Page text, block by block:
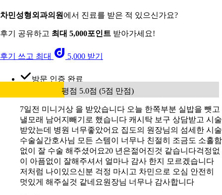
차민성형외과의원 에서 진료를 받은 적 있으신가요?
후기 공유하고 최대 5,000포인트 받아가세요!
후기 쓰고 최대 5,000 받기
방문 인증 완료
평점 5.0점 (5점 만점)
7일전 미니거상 을 받았습니다 오늘 한쪽부분 실밥을 뺏고
낼모래 남어지빼기로 했습니다 캐시탁 보구 상담받고 시술
받았는데 병원 너무좋았어요 집도의 원장님의 섬세한 시술
수술실간호사님 모든 스템이 너무나 친절히 조금도 소홀함
없이 잘 수술 해주셨어요20 년은젊어진것 같습니다걱정없
이 아픔없이 잘해주셔서 얼마나 감사 한지 모르겠습니다
저처럼 나이있으신분 걱정 마시고 차민으로 오심 안전히
멋있게 해주실것 같네요원장님 너무나 감사합니다